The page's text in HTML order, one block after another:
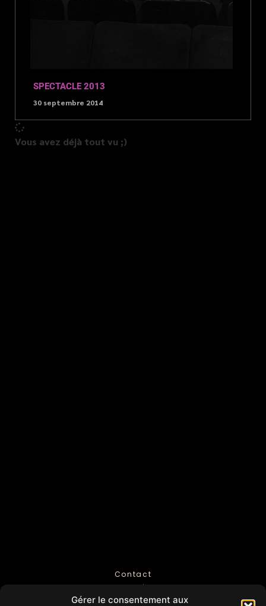
Gérer le consentement aux
SPECTACLE 2013
30 septembre 2014
Vous avez déjà tout vu ;)
Contact
Mentions légales
Politique de Confidentialité